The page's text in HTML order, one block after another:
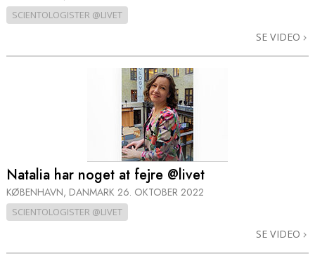
SCIENTOLOGISTER @LIVET
SE VIDEO
Natalia har noget at fejre @livet
KØBENHAVN, DANMARK 26. OKTOBER 2022
SCIENTOLOGISTER @LIVET
SE VIDEO